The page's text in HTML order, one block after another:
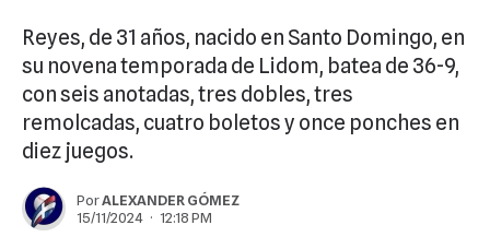
Reyes, de 31 años, nacido en Santo Domingo, en
su novena temporada de Lidom, batea de 36-9,
con seis anotadas, tres dobles, tres
remolcadas, cuatro boletos y once ponches en
diez juegos.
PorALEXANDER GÓMEZ
15/11/2024 · 12:18 PM